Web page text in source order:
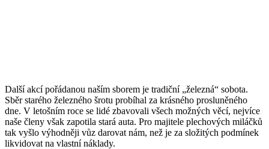
Další akcí pořádanou naším sborem je tradiční „železná“ sobota.
Sběr starého železného šrotu probíhal za krásného prosluněného
dne. V letošním roce se lidé zbavovali všech možných věcí, nejvíce
naše členy však zapotila stará auta. Pro majitele plechových miláčků
tak vyšlo výhodněji vůz darovat nám, než je za složitých podmínek
likvidovat na vlastní náklady.